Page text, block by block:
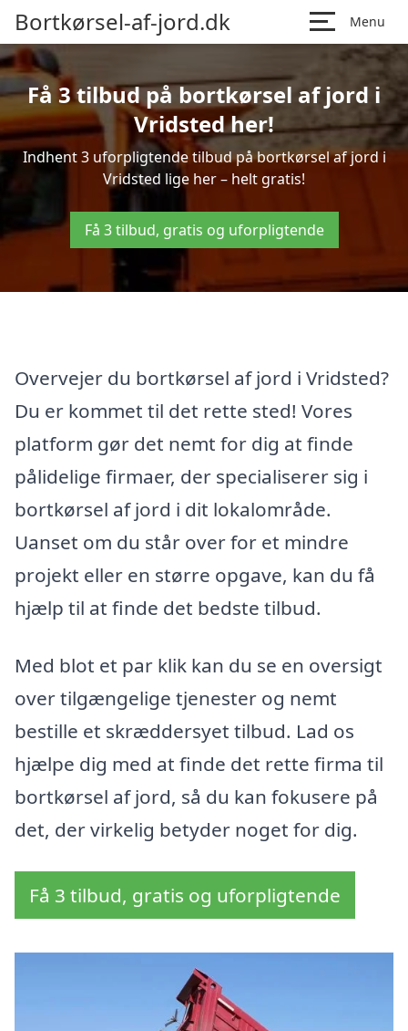
Bortkørsel-af-jord.dk Menu
Få 3 tilbud på bortkørsel af jord i
Vridsted her!
Indhent 3 uforpligtende tilbud på bortkørsel af jord i
Vridsted lige her – helt gratis!
Få 3 tilbud, gratis og uforpligtende
Overvejer du bortkørsel af jord i Vridsted?
Du er kommet til det rette sted! Vores
platform gør det nemt for dig at finde
pålidelige firmaer, der specialiserer sig i
bortkørsel af jord i dit lokalområde.
Uanset om du står over for et mindre
projekt eller en større opgave, kan du få
hjælp til at finde det bedste tilbud.
Med blot et par klik kan du se en oversigt
over tilgængelige tjenester og nemt
bestille et skræddersyet tilbud. Lad os
hjælpe dig med at finde det rette firma til
bortkørsel af jord, så du kan fokusere på
det, der virkelig betyder noget for dig.
Få 3 tilbud, gratis og uforpligtende